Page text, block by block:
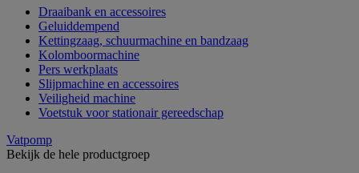
Draaibank en accessoires
Geluiddempend
Kettingzaag, schuurmachine en bandzaag
Kolomboormachine
Pers werkplaats
Slijpmachine en accessoires
Veiligheid machine
Voetstuk voor stationair gereedschap
Vatpomp
Bekijk de hele productgroep